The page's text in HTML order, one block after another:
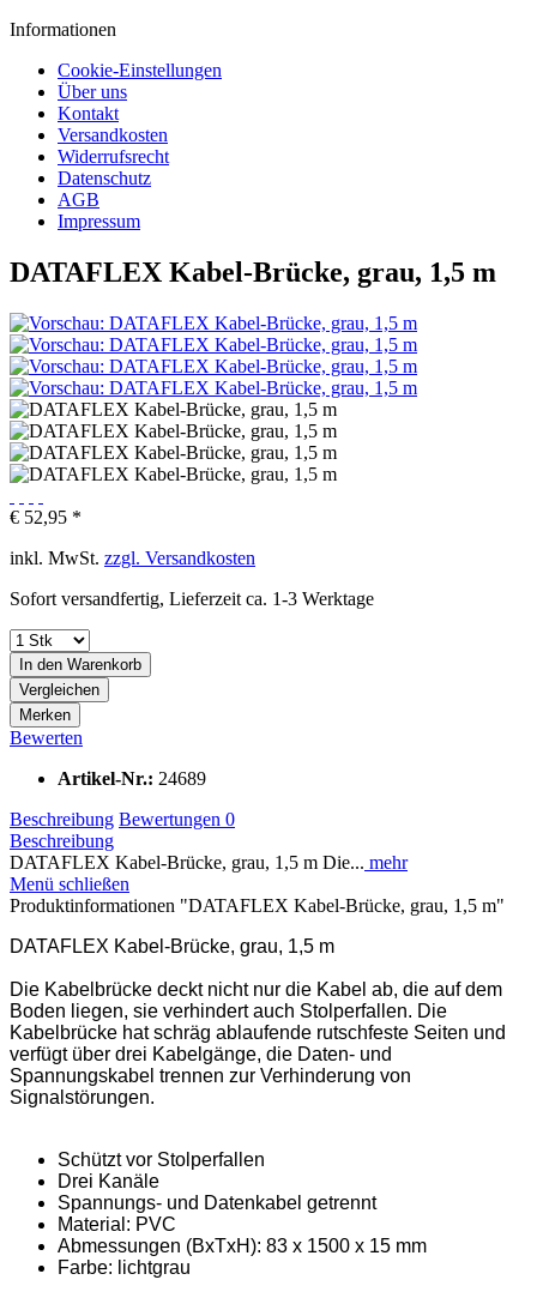
Informationen
Cookie-Einstellungen
Über uns
Kontakt
Versandkosten
Widerrufsrecht
Datenschutz
AGB
Impressum
DATAFLEX Kabel-Brücke, grau, 1,5 m
€ 52,95 *
inkl. MwSt. zzgl. Versandkosten
Sofort versandfertig, Lieferzeit ca. 1-3 Werktage
In den Warenkorb
Vergleichen
Merken
Bewerten
Artikel-Nr.: 24689
Beschreibung Bewertungen 0
Beschreibung
DATAFLEX Kabel-Brücke, grau, 1,5 m Die... mehr
Menü schließen
Produktinformationen "DATAFLEX Kabel-Brücke, grau, 1,5 m"
DATAFLEX Kabel-Brücke, grau, 1,5 m
Die Kabelbrücke deckt nicht nur die Kabel ab, die auf dem
Boden liegen, sie verhindert auch Stolperfallen. Die
Kabelbrücke hat schräg ablaufende rutschfeste Seiten und
verfügt über drei Kabelgänge, die Daten- und
Spannungskabel trennen zur Verhinderung von
Signalstörungen.
Schützt vor Stolperfallen
Drei Kanäle
Spannungs- und Datenkabel getrennt
Material: PVC
Abmessungen (BxTxH): 83 x 1500 x 15 mm
Farbe: lichtgrau